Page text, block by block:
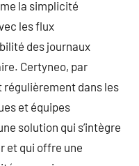
la simplicité
les flux
des journaux
Certyneo, par
régulièrement dans les
et équipes
solution qui s’intègre
et qui offre une